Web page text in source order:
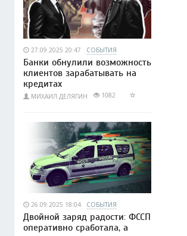
27.09.2025 20:47 СОБЫТИЯ
Банки обнулили возможность
клиентов зарабатывать на
кредитах
МИХАИЛ ДЕЛЯГИН 1082
26.09.2025 18:04 СОБЫТИЯ
Двойной заряд радости: ФССП
оперативно сработала, а